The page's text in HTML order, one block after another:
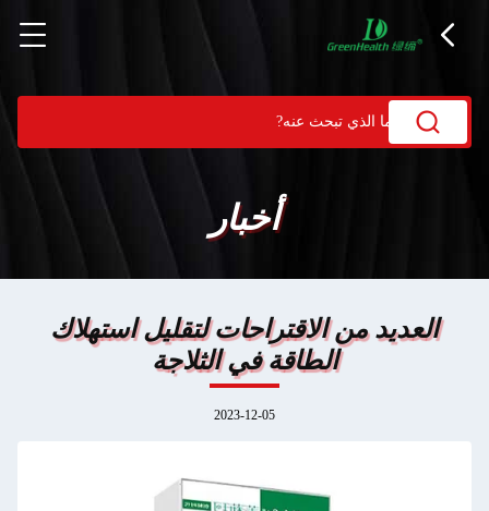
أخبار
العديد من الاقتراحات لتقليل استهلاك
الطاقة في الثلاجة
2023-12-05